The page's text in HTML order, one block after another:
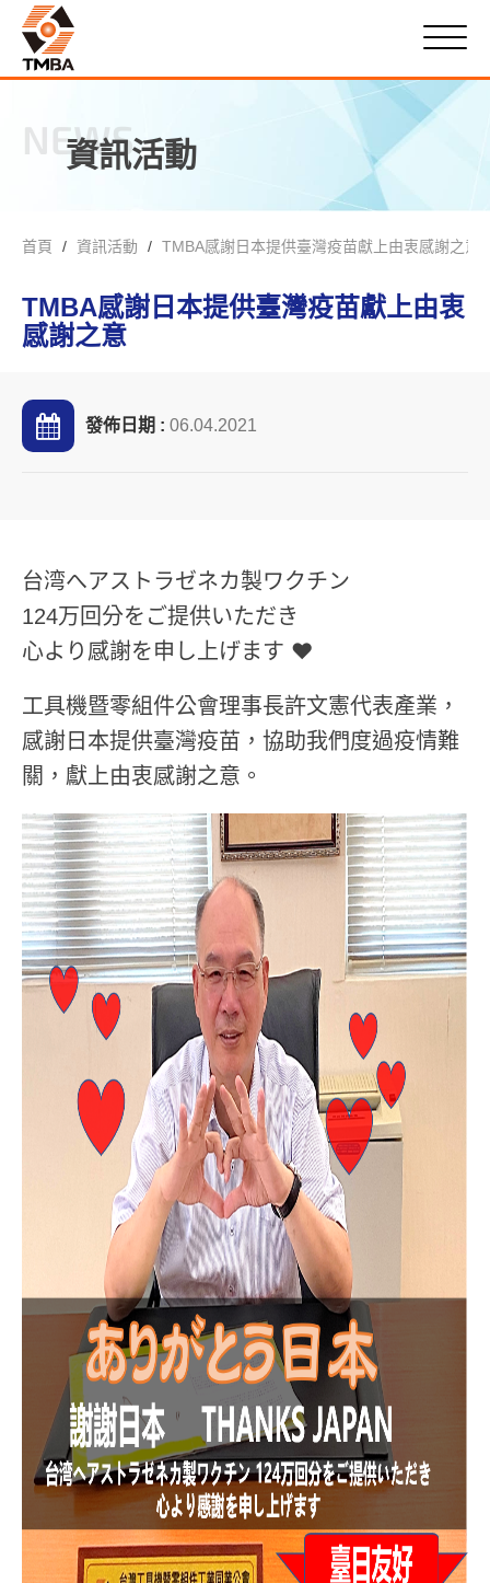
NEWS
資訊活動
首頁 資訊活動 TMBA感謝日本提供臺灣疫苗獻上由衷感謝之意
TMBA感謝日本提供臺灣疫苗獻上由衷
感謝之意
發佈日期 : 06.04.2021
台湾へアストラゼネカ製ワクチン
124万回分をご提供いただき
心より感謝を申し上げます ❤️
工具機暨零組件公會理事長許文憲代表產業，
感謝日本提供臺灣疫苗，協助我們度過疫情難
關，獻上由衷感謝之意。